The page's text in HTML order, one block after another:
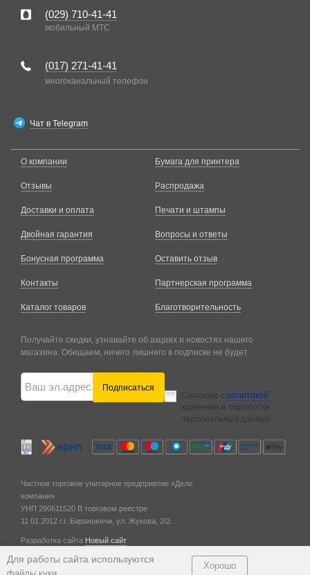
(029) 710-41-41
мобильный MTC
(017) 271-41-41
многоканальный телефон
Чат в Telegram
О компании
Отзывы
Доставки и оплата
Двойная гарантия
Бонусная программа
Контакты
Каталог товаров
Бумага для принтера
Распродажа
Печати и штампы
Вопросы и ответы
Оставить отзыв
Партнерская программа
Благотворительность
Получайте скидки, узнавайте об акциях и новостях нашего
магазина. Обещаем, ничего лишнего в подписке не будет.
Подписаться
Согласие с политикой
хранения и обработки
персональных данных
Частное торговое унитарное предприятие «Дело
компани»
УНП 290611520 В торговом реестре
11.01.2012 г. г. Барановичи, ул. Жукова, 2/2.
Разработка сайта Новый сайт
Для работы сайта используются
Хорошо